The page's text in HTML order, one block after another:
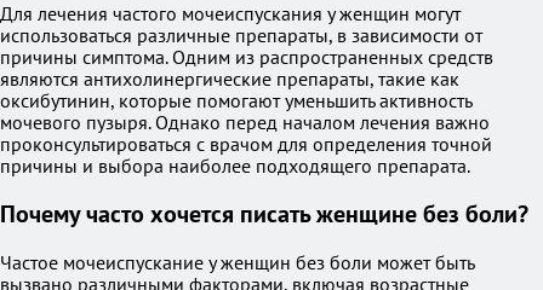
Для лечения частого мочеиспускания у женщин могут
использоваться различные препараты, в зависимости от
причины симптома. Одним из распространенных средств
являются антихолинергические препараты, такие как
оксибутинин, которые помогают уменьшить активность
мочевого пузыря. Однако перед началом лечения важно
проконсультироваться с врачом для определения точной
причины и выбора наиболее подходящего препарата.
Почему часто хочется писать женщине без боли?
Частое мочеиспускание у женщин без боли может быть
вызвано различными факторами, включая возрастные